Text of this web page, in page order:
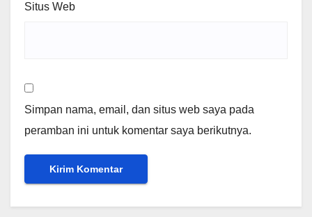
Situs Web
Simpan nama, email, dan situs web saya pada
peramban ini untuk komentar saya berikutnya.